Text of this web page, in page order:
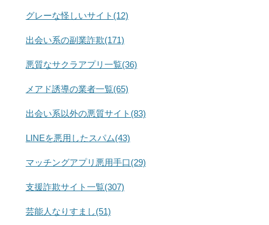
グレーな怪しいサイト(12)
出会い系の副業詐欺(171)
悪質なサクラアプリ一覧(36)
メアド誘導の業者一覧(65)
出会い系以外の悪質サイト(83)
LINEを悪用したスパム(43)
マッチングアプリ悪用手口(29)
支援詐欺サイト一覧(307)
芸能人なりすまし(51)